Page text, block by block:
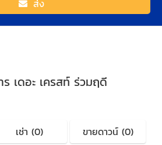
ส่ง
ร เดอะ เครสท์ ร่วมฤดี
เช่า (0) ขายดาวน์ (0)